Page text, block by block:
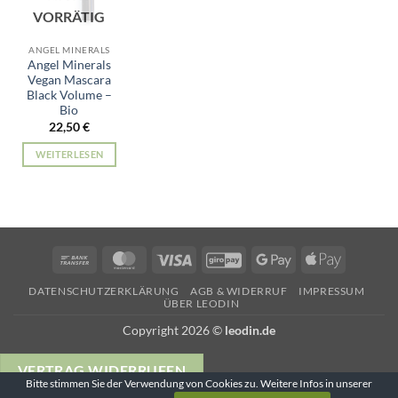
VORRÄTIG
ANGEL MINERALS
Angel Minerals
Vegan Mascara
Black Volume –
Bio
22,50€
WEITERLESEN
Bank
MasterCardVisa GiroPay Google
Apple
DATENSCHUTZERKLÄRUNG AGB & WIDERRUF
IMPRESSUM
ÜBER LEODIN
Copyright 2026 © leodin.de
VERTRAG WIDERRUFEN
Bitte stimmen Sie der Verwendung von Cookies zu. Weitere Infos in unserer